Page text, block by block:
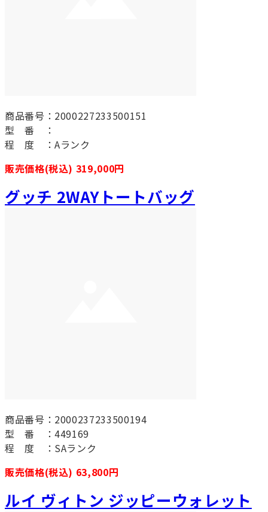
商品番号：2000227233500151
型 番 ：
程 度 ：Aランク
販売価格(税込) 319,000円
グッチ 2WAYトートバッグ
商品番号：2000237233500194
型 番 ：449169
程 度 ：SAランク
販売価格(税込) 63,800円
ルイ ヴィトン ジッピーウォレット